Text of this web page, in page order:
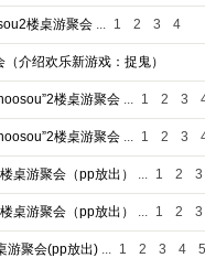
楼桌游聚会 ... 1 2 3 4
介绍欢乐新游戏：捉鬼）
楼桌游聚会 ... 1 2 3
楼桌游聚会 ... 1 2 3
桌游聚会（pp放出） ... 1 2 3
桌游聚会（pp放出） ... 1 2 3
游聚会(pp放出) ... 1 2 3 4 5